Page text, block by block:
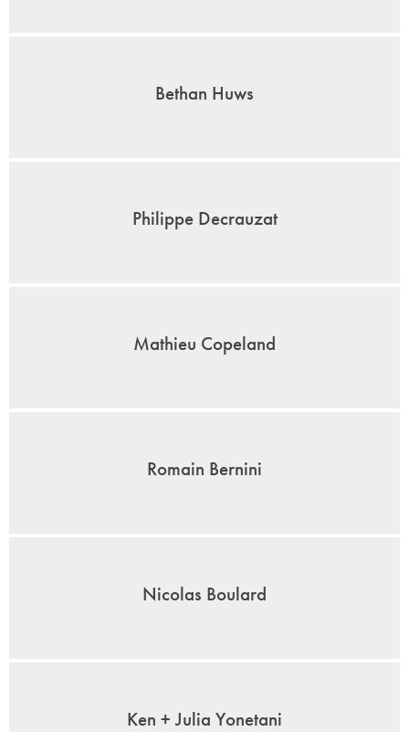
Bethan Huws
Philippe Decrauzat
Mathieu Copeland
Romain Bernini
Nicolas Boulard
Ken + Julia Yonetani